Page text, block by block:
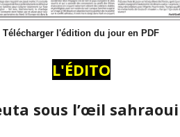
Télécharger l'édition du jour en PDF
L'ÉDITO
sous l’œil sahraoui